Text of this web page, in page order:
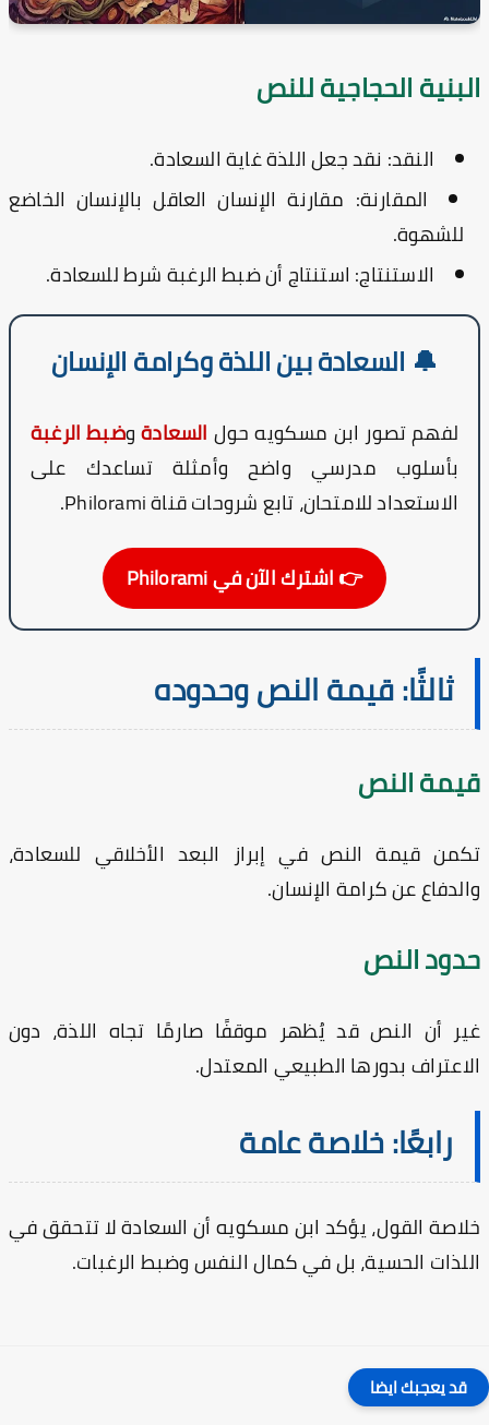
الحجاجية للنص
النقد:نقد جعل اللذة غاية السعادة.
المقارنة:مقارنة الإنسان العاقل بالإنسان الخاضع
للشهوة.
الاستنتاج:استنتاج أن ضبط الرغبة شرط للسعادة.
🔔 السعادة بين اللذة وكرامة الإنسان
لفهم تصور ابن مسكويه حولالسعادةوضبط الرغبة
بأسلوب مدرسي واضح وأمثلة تساعدك على
الاستعداد للامتحان، تابع شروحات قناةPhilorami
.
👉 اشترك الآن في Philorami
ثالثًا: قيمة النص وحدوده
النص
قيمة النص في إبراز البعد الأخلاقي للسعادة،
عن كرامة الإنسان.
النص
أن النص قد يُظهر موقفًا صارمًا تجاه اللذة، دون
بدورها الطبيعي المعتدل.
رابعًا: خلاصة عامة
القول، يؤكد ابن مسكويه أن السعادة لا تتحقق في
الحسية، بل في كمال النفس وضبط الرغبات.
قد يعجبك ايضا